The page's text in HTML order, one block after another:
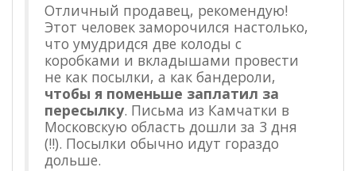
Отличный продавец, рекомендую!
Этот человек заморочился настолько,
что умудридся две колоды с
коробками и вкладышами провести
не как посылки, а как бандероли,
чтобы я поменьше заплатил за
пересылку. Письма из Камчатки в
Московскую область дошли за 3 дня
(!!). Посылки обычно идут гораздо
дольше.